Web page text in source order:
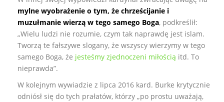
mylne wyobrażenie o tym, że chrześcijanie i
muzułmanie wierzą w tego samego Boga, podkreślił:
„Wielu ludzi nie rozumie, czym tak naprawdę jest islam.
Tworzą te fałszywe slogany, że wszyscy wierzymy w tego
samego Boga, że jesteśmy zjednoczeni miłością itd. To
nieprawda”.
W kolejnym wywiadzie z lipca 2016 kard. Burke krytycznie
odniósł się do tych prałatów, którzy „po prostu uważają,